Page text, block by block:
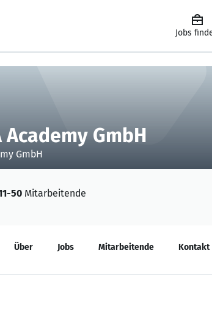
Jobs
Academy GmbH
GmbH
50 Mitarbeitende
Über Jobs Mitarbeitende Kontakt